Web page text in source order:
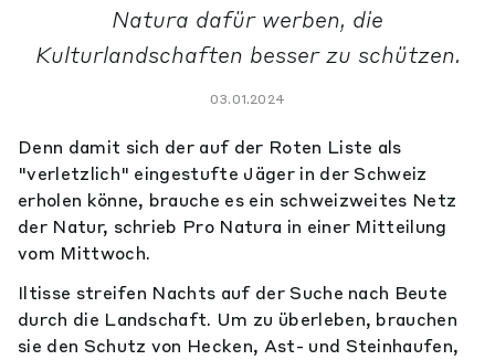
Natura dafür werben, die
Kulturlandschaften besser zu schützen.
03.01.2024
Denn damit sich der auf der Roten Liste als
"verletzlich" eingestufte Jäger in der Schweiz
erholen könne, brauche es ein schweizweites Netz
der Natur, schrieb Pro Natura in einer Mitteilung
vom Mittwoch.
Iltisse streifen Nachts auf der Suche nach Beute
durch die Landschaft. Um zu überleben, brauchen
sie den Schutz von Hecken, Ast- und Steinhaufen,